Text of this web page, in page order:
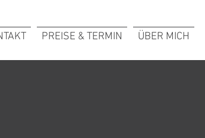
PREISE & TERMIN ÜBER MICH